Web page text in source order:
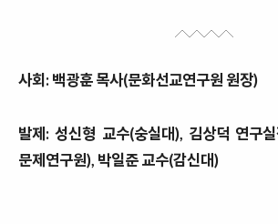
사회: 백광훈 목사(문화선교연구원 원장)
발제:성신형 교수(숭실대), 김상덕 연구
문제연구원), 박일준 교수(감신대)